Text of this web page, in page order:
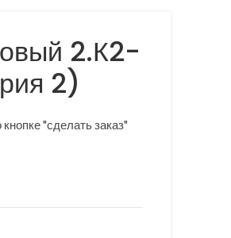
2.К2-
2)
"сделать заказ"